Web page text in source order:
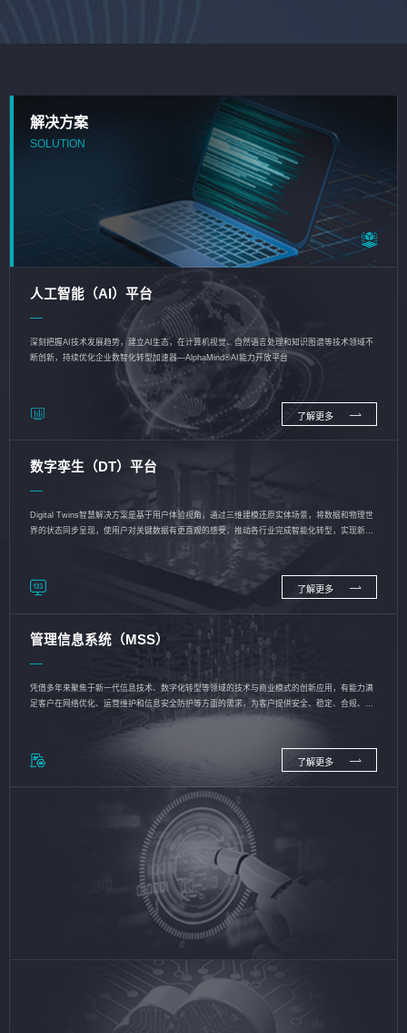
解决方案
SOLUTION
人工智能（AI）平台
深刻把握AI技术发展趋势，建立AI生态，在计算机视觉、自然语言处理和知识图谱等技术领域不
断创新，持续优化企业数智化转型加速器—AlphaMind®AI能力开放平台
了解更多
数字孪生（DT）平台
Digital Twins智慧解决方案是基于用户体验视角，通过三维建模还原实体场景，将数据和物理世
界的状态同步呈现，使用户对关键数据有更直观的感受，推动各行业完成智能化转型，实现新旧
了解更多
管理信息系统（MSS）
凭借多年来聚焦于新一代信息技术、数字化转型等领域的技术与商业模式的创新应用，有能力满
足客户在网络优化、运营维护和信息安全防护等方面的需求，为客户提供安全、稳定、合规、持
了解更多